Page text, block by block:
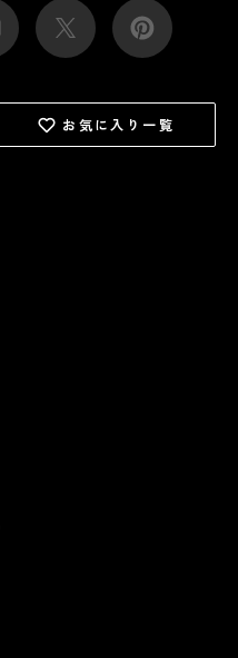
お気に入り一覧